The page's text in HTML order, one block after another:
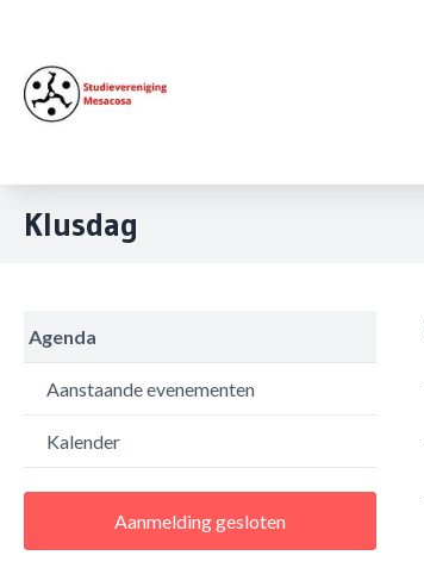
Klusdag
Agenda
Aanstaande evenementen
Kalender
Aanmelding gesloten